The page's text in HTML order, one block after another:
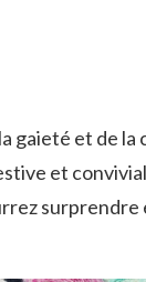
gaieté et de
et